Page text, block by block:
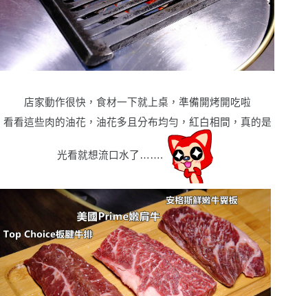
店家動作很快，食材一下就上桌，準備開烤開吃啦
看看這些肉的油花，油花多且分布均勻，紅白相間，真的是
光看就想流口水了…….